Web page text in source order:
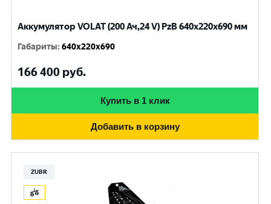
Аккумулятор VOLAT (200 Ач,24 V) PzB 640x220x690 мм
Габариты:640x220x690
166 400 руб.
Купить в 1 клик
Добавить в корзину
ZUBR